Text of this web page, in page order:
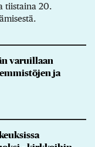
tiistaina 20.
varuillaan
ja